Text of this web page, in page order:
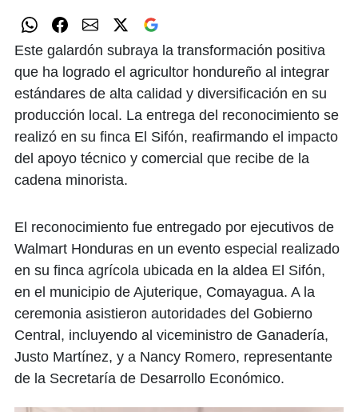
Este galardón subraya la transformación positiva
que ha logrado el agricultor hondureño al integrar
estándares de alta calidad y diversificación en su
producción local. La entrega del reconocimiento se
realizó en su finca El Sifón, reafirmando el impacto
del apoyo técnico y comercial que recibe de la
cadena minorista.
El reconocimiento fue entregado por ejecutivos de
Walmart Honduras en un evento especial realizado
en su finca agrícola ubicada en la aldea El Sifón,
en el municipio de Ajuterique, Comayagua. A la
ceremonia asistieron autoridades del Gobierno
Central, incluyendo al viceministro de Ganadería,
Justo Martínez, y a Nancy Romero, representante
de la Secretaría de Desarrollo Económico.